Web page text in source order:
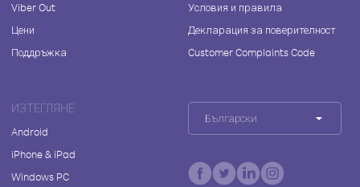
Viber Out
Цени
Поддръжка
Условия и правила
Декларация за поверителност
Customer Complaints Code
ИЗТЕГЛЯНЕ
Android
iPhone & iPad
Windows PC
Български